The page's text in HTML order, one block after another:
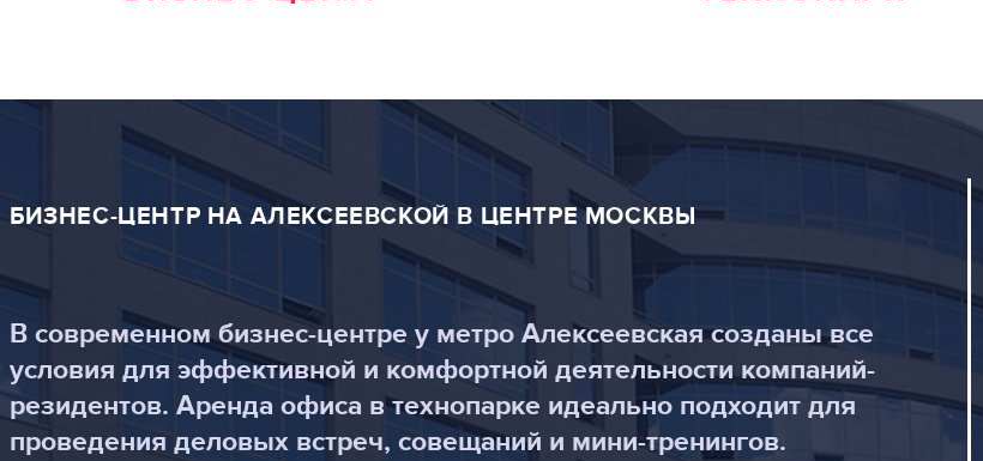
+7 (495) 730-09-59
Режим работы 7:00 - 18:00 ПН-ПТ.
ОБРАТНЫЙ ЗВОНОК
БИЗНЕС-ЦЕНТР НА АЛЕКСЕЕВСКОЙ В ЦЕНТРЕ МОСКВЫ
В современном бизнес-центре у метро Алексеевская созданы все
условия для эффективной и комфортной деятельности компаний-
резидентов. Аренда офиса в технопарке идеально подходит для
проведения деловых встреч, совещаний и мини-тренингов.